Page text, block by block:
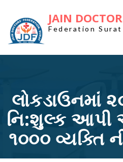
JAIN
Federation Surat
લોકડાઉનમાં
નિ:શુલ્ક આપી
૧૦૦૦ વ્યક્તિ